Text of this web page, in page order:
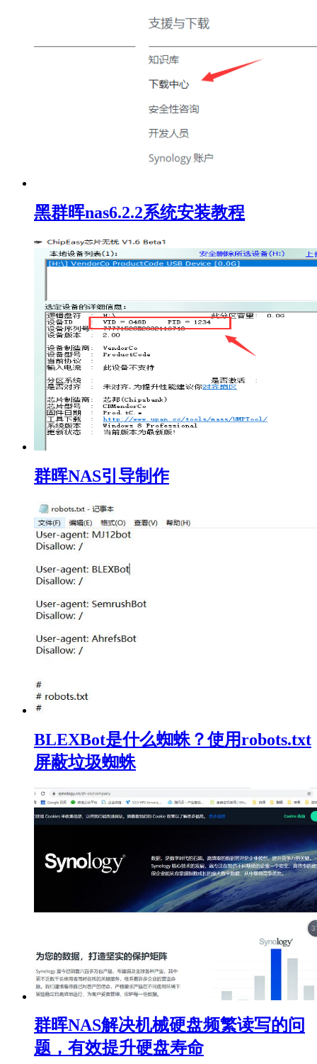
黑群晖nas6.2.2系统安装教程
群晖NAS引导制作
BLEXBot是什么蜘蛛？使用robots.txt
屏蔽垃圾蜘蛛
群晖NAS解决机械硬盘频繁读写的问
题，有效提升硬盘寿命